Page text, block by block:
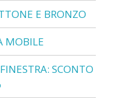
E BRONZO
MOBILE
SCONTO